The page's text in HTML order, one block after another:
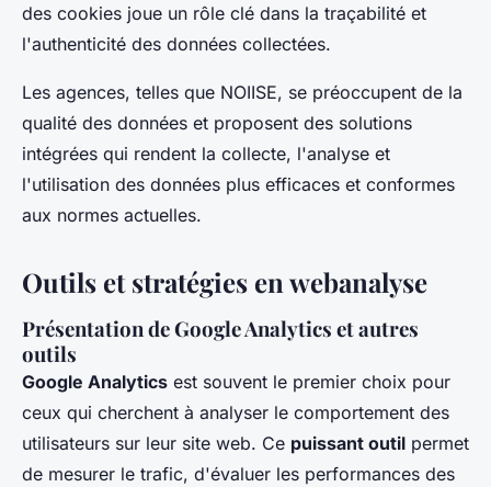
des cookies joue un rôle clé dans la traçabilité et
l'authenticité des données collectées.
Les agences, telles que NOIISE, se préoccupent de la
qualité des données et proposent des solutions
intégrées qui rendent la collecte, l'analyse et
l'utilisation des données plus efficaces et conformes
aux normes actuelles.
Outils et stratégies en webanalyse
Présentation de Google Analytics et autres
outils
Google Analytics est souvent le premier choix pour
ceux qui cherchent à analyser le comportement des
utilisateurs sur leur site web. Ce puissant outil permet
de mesurer le trafic, d'évaluer les performances des